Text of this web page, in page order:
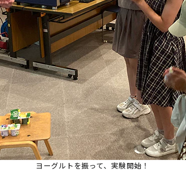
ヨーグルトを振って、実験開始！